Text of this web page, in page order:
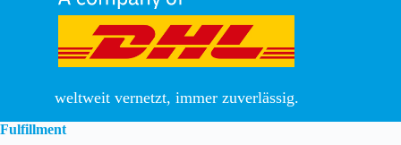
weltweit vernetzt, immer zuverlässig.
Fulfillment